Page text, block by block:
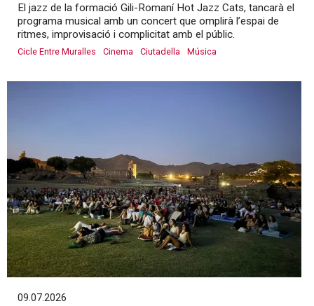
El jazz de la formació Gili-Romaní Hot Jazz Cats, tancarà el
programa musical amb un concert que omplirà l’espai de
ritmes, improvisació i complicitat amb el públic.
Cicle Entre Muralles Cinema Ciutadella Música
09.07.2026